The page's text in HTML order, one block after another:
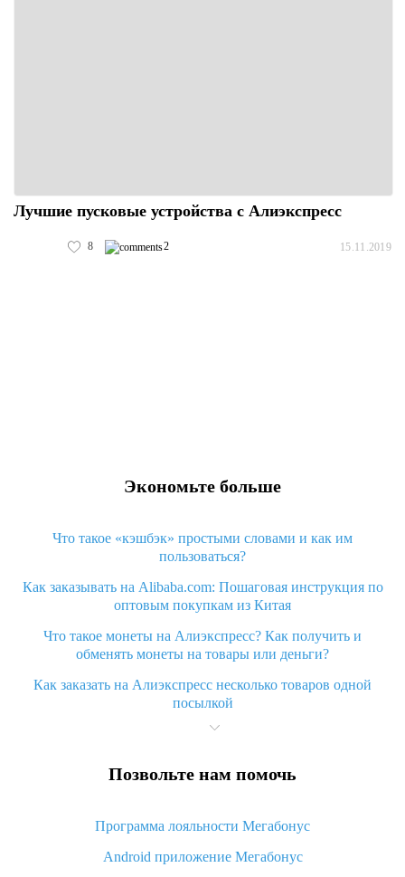
Лучшие пусковые устройства с Алиэкспресс
8 2 15.11.2019
Экономьте больше
Что такое «кэшбэк» простыми словами и как им
пользоваться?
Как заказывать на Alibaba.com: Пошаговая инструкция по
оптовым покупкам из Китая
Что такое монеты на Алиэкспресс? Как получить и
обменять монеты на товары или деньги?
Как заказать на Алиэкспресс несколько товаров одной
посылкой
Что значит статус «Заказ закрыт» на Алиэкспресс и что
Что делать, если Алиэкспресс просит ввести паспортные
Как узнать, куда пришла посылка с Алиэкспресс
Вы отменили заказ на Алиэкспресс, когда вернут деньги?
Позвольте нам помочь
Программа лояльности Мегабонус
Android приложение Мегабонус